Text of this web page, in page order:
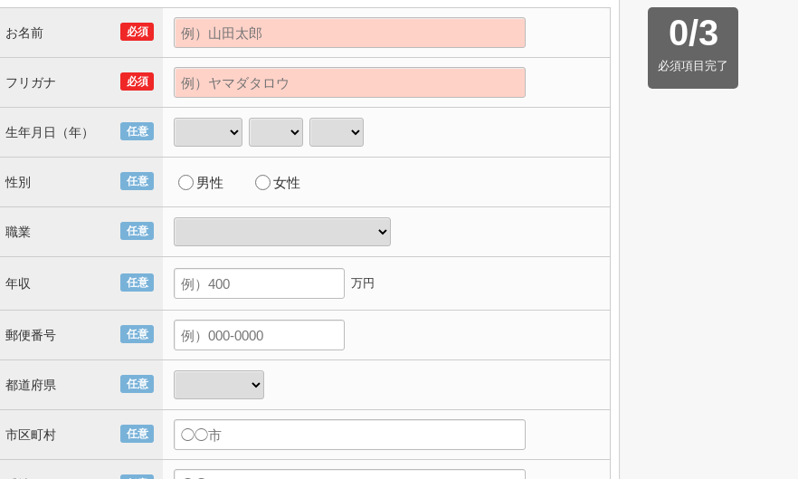
0/3
必須項目完了
必須
お名前
必須
フリガナ
任意
生年月日（年）
任意
性別 男性 女性
任意
職業
任意
年収 万円
任意
郵便番号
任意
都道府県
任意
市区町村